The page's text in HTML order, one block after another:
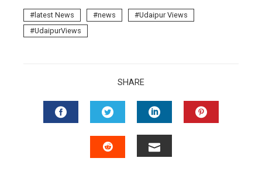
latest News news
Udaipur Views
UdaipurViews
SHARE
FACEBOOKTWITTERLINKEDIN